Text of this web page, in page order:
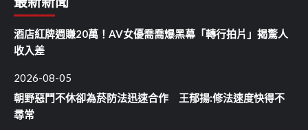
酒店紅牌週賺20萬！AV女優喬喬爆黑幕「轉行拍片」揭驚人
收入差
2026-08-05
朝野惡鬥不休卻為菸防法迅速合作 王郁揚:修法速度快得不
尋常